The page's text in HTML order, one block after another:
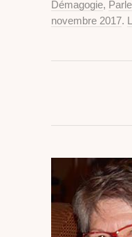
Démagogie,
novembre 2017.